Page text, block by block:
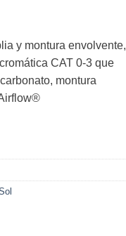
y montura envolvente,
CAT 0-3 que
montura